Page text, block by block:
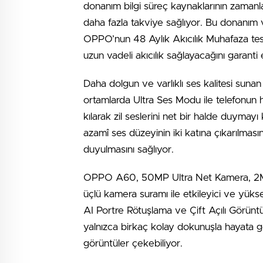
donanım bilgi süreç kaynaklarının
daha fazla takviye sağlıyor. Bu
OPPO’nun 48 Aylık Akıcılık Muhafaza
uzun vadeli akıcılık sağlayacağını
Daha dolgun ve varlıklı ses kalitesi
ortamlarda Ultra Ses Modu ile telefonun
kılarak zil seslerini net bir halde duymayı
azamî ses düzeyinin iki katına
duyulmasını sağlıyor.
OPPO A60, 50MP Ultra Net Kamera,
üçlü kamera suramı ile etkileyici ve
AI Portre Rötuşlama ve Çift Açılı
yalnızca birkaç kolay dokunuşla hayata
görüntüler çekebiliyor.